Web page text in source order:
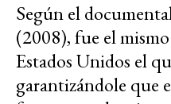
Según el
(2008), fue el
Estados Unidos el
garantizándole que